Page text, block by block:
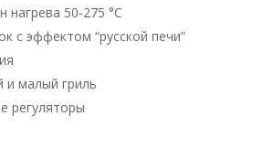
нагрева 50-275 °С
с эффектом “русской печи”
и малый гриль
регуляторы